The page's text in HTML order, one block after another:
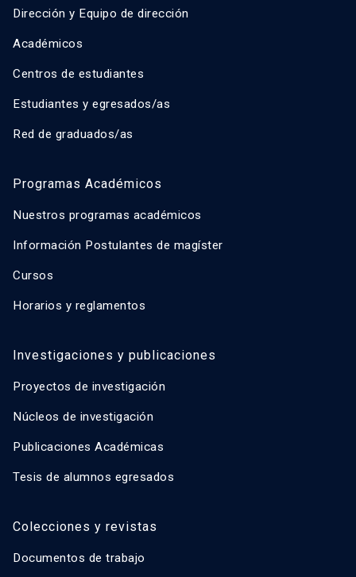
Dirección y Equipo de dirección
Académicos
Centros de estudiantes
Estudiantes y egresados/as
Red de graduados/as
Programas Académicos
Nuestros programas académicos
Información Postulantes de magíster
Cursos
Horarios y reglamentos
Investigaciones y publicaciones
Proyectos de investigación
Núcleos de investigación
Publicaciones Académicas
Tesis de alumnos egresados
Colecciones y revistas
Documentos de trabajo